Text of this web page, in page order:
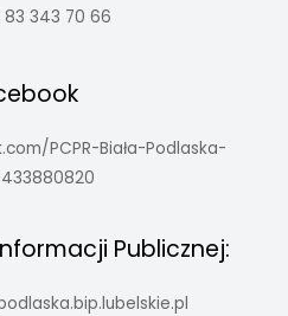
83 343 70 66
PCPR-Biała-Podlaska-
Publicznej: